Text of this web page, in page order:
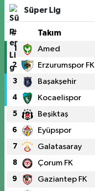
Süper Lig
# Takım
1 Amed
2 Erzurumspor FK
3 Başakşehir
4 Kocaelispor
5 Beşiktaş
6 Eyüpspor
7 Galatasaray
8 Çorum FK
9 Gaziantep FK